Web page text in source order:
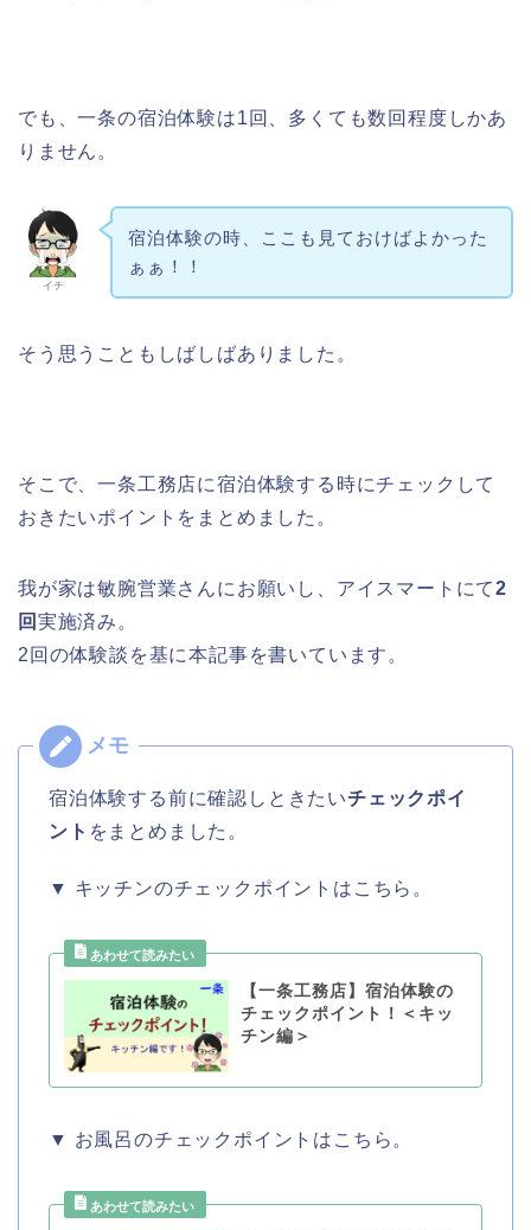
でも、一条の宿泊体験は1回、多くても数回程度しかあ
りません。
イチ
宿泊体験の時、ここも見ておけばよかった
ぁぁ！！
そう思うこともしばしばありました。
そこで、一条工務店に宿泊体験する時にチェックして
おきたいポイントをまとめました。
我が家は敏腕営業さんにお願いし、アイスマートにて2
回 実施済み。
2回の体験談を基に本記事を書いています。
宿泊体験する前に確認しときたいチェックポイ
ント をまとめました。
▼ キッチンのチェックポイントはこちら。
【一条工務店】宿泊体験の
チェックポイント！＜キッ
チン編＞
▼ お風呂のチェックポイントはこちら。